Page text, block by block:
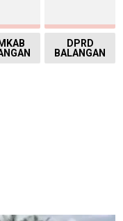
DPRD
BALANGAN